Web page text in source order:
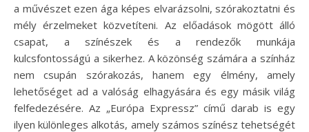
a művészet ezen ága képes elvarázsolni, szórakoztatni és
mély érzelmeket közvetíteni. Az előadások mögött álló
csapat, a színészek és a rendezők munkája
kulcsfontosságú a sikerhez. A közönség számára a színház
nem csupán szórakozás, hanem egy élmény, amely
lehetőséget ad a valóság elhagyására és egy másik világ
felfedezésére. Az „Európa Expressz” című darab is egy
ilyen különleges alkotás, amely számos színész tehetségét